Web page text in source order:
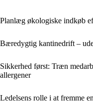
Planlæg økologiske indkøb
Bæredygtig kantinedrift –
Sikkerhed først: Træn
allergener
Ledelsens rolle i at fremme